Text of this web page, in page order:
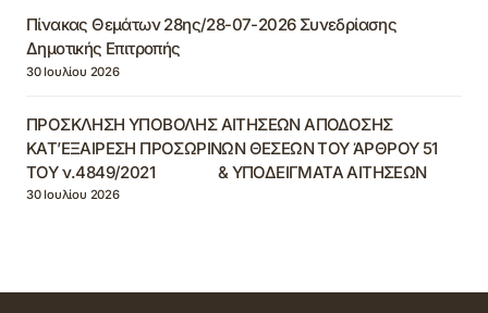
Πίνακας Θεμάτων 28ης/28-07-2026 Συνεδρίασης
Δημοτικής Επιτροπής
30 Ιουλίου 2026
ΠΡΟΣΚΛΗΣΗ ΥΠΟΒΟΛΗΣ ΑΙΤΗΣΕΩΝ ΑΠΟΔΟΣΗΣ
ΚΑΤ’ΕΞΑΙΡΕΣΗ ΠΡΟΣΩΡΙΝΩΝ ΘΕΣΕΩΝ ΤΟΥ ΆΡΘΡΟΥ 51
ΤΟΥ ν.4849/2021 & ΥΠΟΔΕΙΓΜΑΤΑ ΑΙΤΗΣΕΩΝ
30 Ιουλίου 2026